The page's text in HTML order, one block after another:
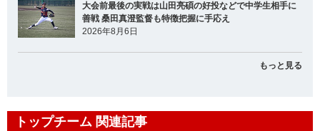
大会前最後の実戦は山田亮碩の好投などで中学生相手に
善戦 桑田真澄監督も特徴把握に手応え
2026年8月6日
もっと見る
トップチーム 関連記事